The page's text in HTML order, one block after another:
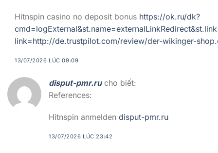
Hitnspin casino no deposit bonus https://ok.ru/dk?
link=http://de.trustpilot.com/review/der-wikinger-
13/07/2026 LÚC 09:09
disput-pmr.ru cho biết:
References:
Hitnspin anmelden disput-pmr.ru
13/07/2026 LÚC 23:42